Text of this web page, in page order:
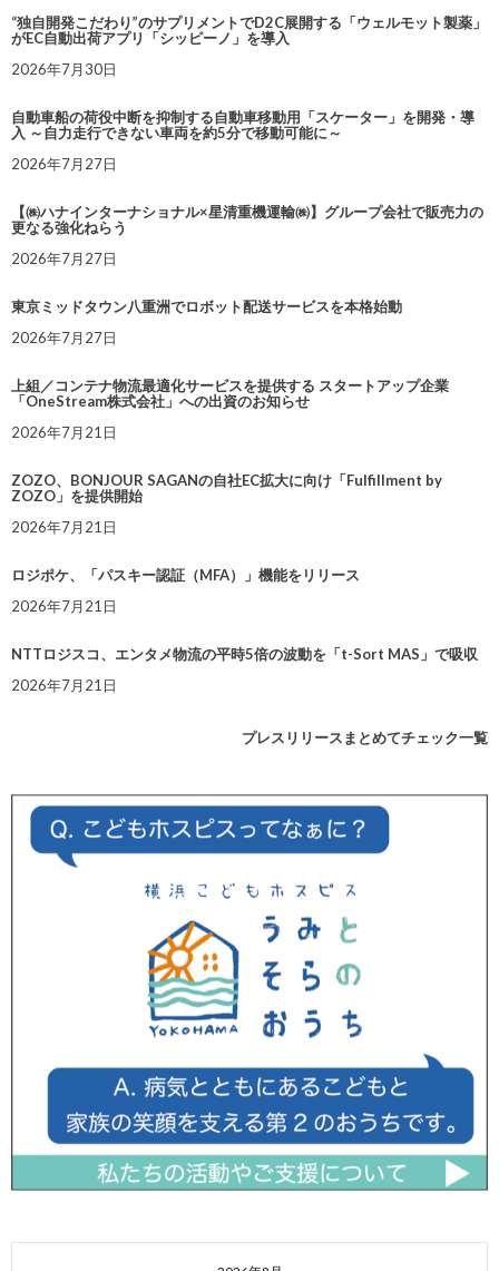
“独自開発こだわり”のサプリメントでD2C展開する「ウェルモット製薬」
がEC自動出荷アプリ「シッピーノ」を導入
2026年7月30日
自動車船の荷役中断を抑制する自動車移動用「スケーター」を開発・導
入 ～自力走行できない車両を約5分で移動可能に～
2026年7月27日
【㈱ハナインターナショナル×星清重機運輸㈱】グループ会社で販売力の
更なる強化ねらう
2026年7月27日
東京ミッドタウン八重洲でロボット配送サービスを本格始動
2026年7月27日
上組／コンテナ物流最適化サービスを提供する スタートアップ企業
「OneStream株式会社」への出資のお知らせ
2026年7月21日
ZOZO、BONJOUR SAGANの自社EC拡大に向け「Fulfillment by
ZOZO」を提供開始
2026年7月21日
ロジポケ、「パスキー認証（MFA）」機能をリリース
2026年7月21日
NTTロジスコ、エンタメ物流の平時5倍の波動を「t-Sort MAS」で吸収
2026年7月21日
プレスリリースまとめてチェック一覧